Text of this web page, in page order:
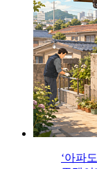
‘아파